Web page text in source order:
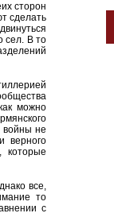
сторон
сделать
сел. В то
можно
войны не
верного
которые
все,
то
с